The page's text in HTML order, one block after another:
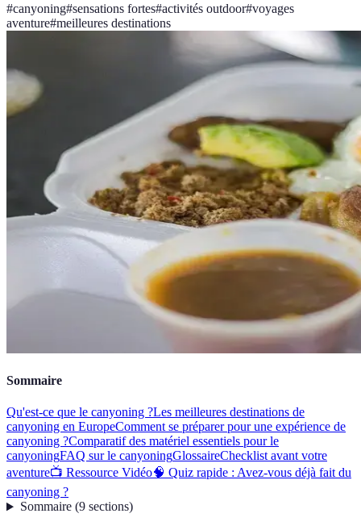
#canyoning#sensations fortes#activités outdoor#voyages
aventure#meilleures destinations
Sommaire
Qu'est-ce que le canyoning ?Les meilleures destinations de
canyoning en EuropeComment se préparer pour une expérience de
canyoning ?Comparatif des matériel essentiels pour le
canyoningFAQ sur le canyoningGlossaireChecklist avant votre
aventure📺 Ressource Vidéo🧠 Quiz rapide : Avez-vous déjà fait du
canyoning ?
Sommaire(9 sections)